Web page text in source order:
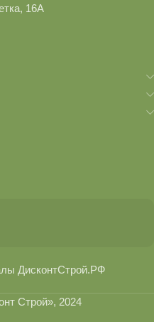
16А
ДисконтСтрой.РФ
Строй», 2024